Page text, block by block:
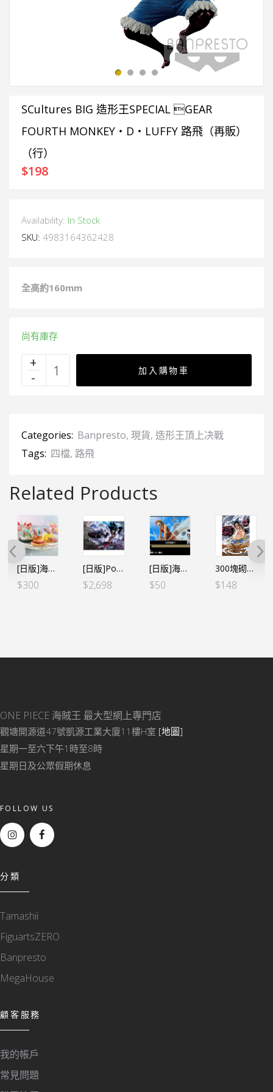
SCultures BIG 造形王SPECIAL GEAR
FOURTH MONKEY・D・LUFFY 路飛（再販）
（行）
$198
Availability: In Stock
SKU: 4983164362428
全高約160mm
尚有庫存
加入購物車
Categories: Banpresto, 現貨, 造形王頂上决戰
Tags: 四檔, 路飛
Related Products
[日版]海賊王 Paldolce collection vol.1 3款SET
$300
[日版]Portrait.Of.Pirates POP ONE PIECE“SA-MAXIMUM” 路飛。四檔蛇人（日）
$2,698
[日版]海賊王咭牌遊戲 起始牌組 路飛 [ST-08]
$50
300塊砌圖四檔「彈跳人」！！！
$148
ONE PIECE 海賊王 最大型網上專門店
觀塘開源道47號凱源工業大廈11樓H室 [地圖]
星期一至六下午1時至8時
星期日及公眾假期休息
FOLLOW US
分類
Tamashii
FiguartsZERO
Banpresto
MegaHouse
顧客服務
我的帳戶
常見問題